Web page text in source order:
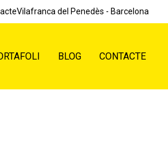
Vilafranca del Penedès - Barcelona
BLOG CONTACTE